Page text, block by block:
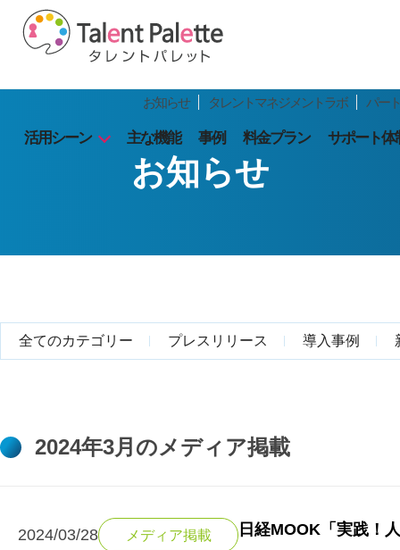
お知らせ タレントマネジメントラボ パー
活用シーン 主な機能 事例 料金プラン サポート体
お知らせ
全てのカテゴリー プレスリリース 導入事例
2024年3月のメディア掲載
2024/03/28 メディア掲載 日経MOOK「実践！